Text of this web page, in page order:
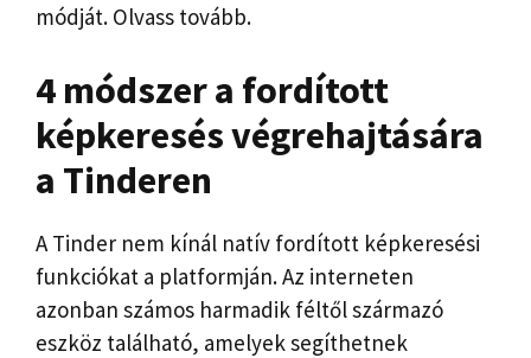
módját. Olvass tovább.
4 módszer a fordított
képkeresés végrehajtására
a Tinderen
A Tinder nem kínál natív fordított képkeresési
funkciókat a platformján. Az interneten
azonban számos harmadik féltől származó
eszköz található, amelyek segíthetnek